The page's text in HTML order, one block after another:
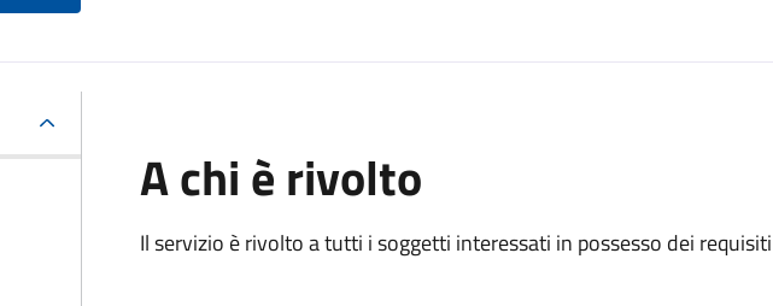
A chi è rivolto
Il servizio è rivolto a tutti i soggetti interessati in possesso dei